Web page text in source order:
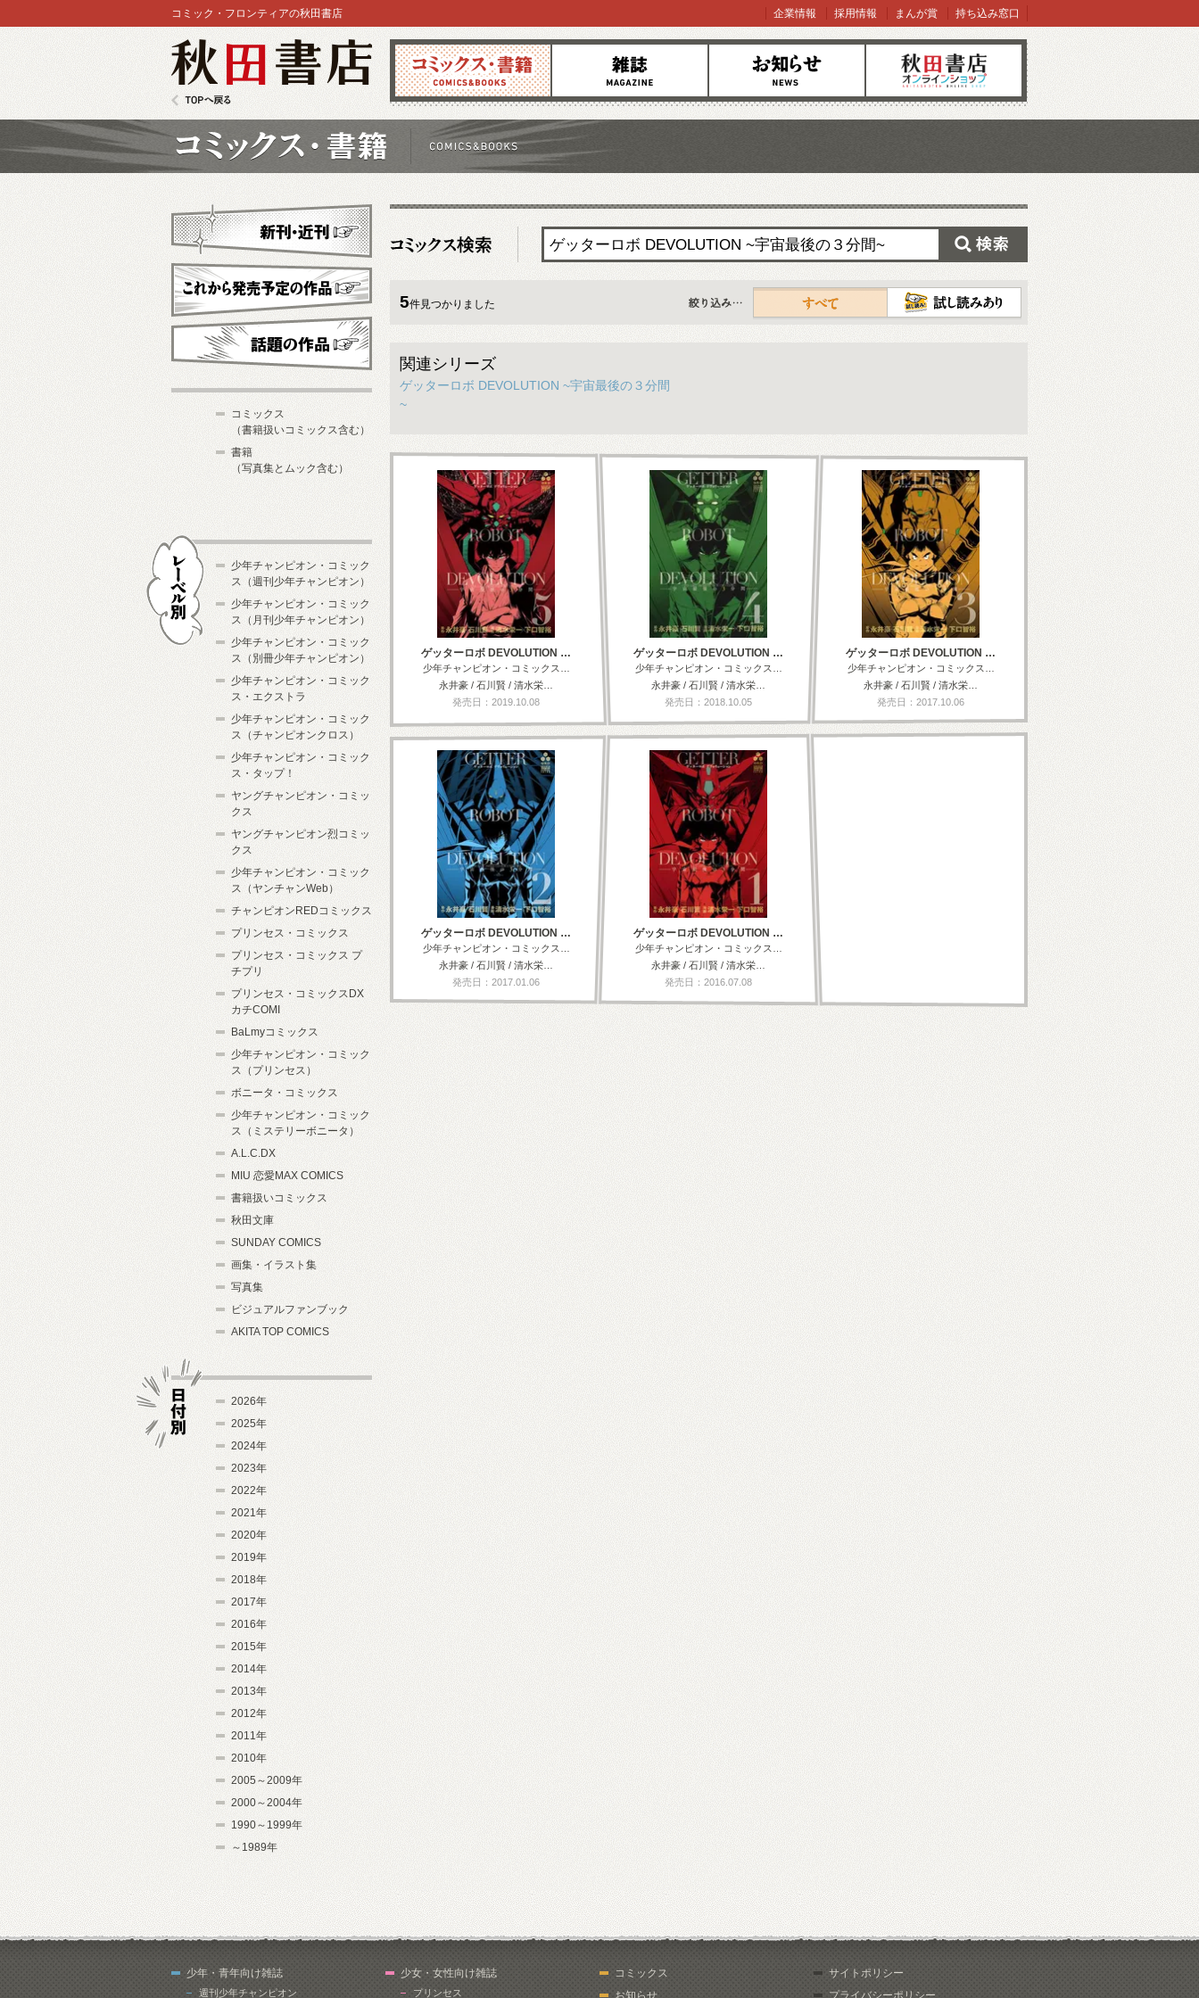
コミックス 雑誌 お知らせ オンラインショップ
コミック・フロンティアの秋田書店 企業情報 採用情報 まんが賞 持ち込み窓口
5件見つかりました
すべて
関連シリーズ
ゲッターロボ DEVOLUTION ~宇宙最後の３分間
~
ゲッターロボ DEVOLUTION …
少年チャンピオン・コミックス…
永井豪 / 石川賢 / 清水栄…
発売日：2019.10.08
ゲッターロボ DEVOLUTION …
少年チャンピオン・コミックス…
永井豪 / 石川賢 / 清水栄…
発売日：2018.10.05
ゲッターロボ DEVOLUTION …
少年チャンピオン・コミックス…
永井豪 / 石川賢 / 清水栄…
発売日：2017.10.06
ゲッターロボ DEVOLUTION …
少年チャンピオン・コミックス…
永井豪 / 石川賢 / 清水栄…
発売日：2017.01.06
ゲッターロボ DEVOLUTION …
少年チャンピオン・コミックス…
永井豪 / 石川賢 / 清水栄…
発売日：2016.07.08
新刊・近刊
これから発売予定
コミックス
（書籍扱いコミックス含む）
書籍
（写真集とムック含む）
少年チャンピオン・コミック
ス（週刊少年チャンピオン）
少年チャンピオン・コミック
ス（月刊少年チャンピオン）
少年チャンピオン・コミック
ス（別冊少年チャンピオン）
少年チャンピオン・コミック
ス・エクストラ
少年チャンピオン・コミック
ス（チャンピオンクロス）
少年チャンピオン・コミック
ス・タップ！
ヤングチャンピオン・コミッ
クス
ヤングチャンピオン烈コミッ
クス
少年チャンピオン・コミック
ス（ヤンチャンWeb）
チャンピオンREDコミックス
プリンセス・コミックス
プリンセス・コミックス プ
チプリ
プリンセス・コミックスDX
カチCOMI
BaLmyコミックス
少年チャンピオン・コミック
ス（プリンセス）
ボニータ・コミックス
少年チャンピオン・コミック
ス（ミステリーボニータ）
A.L.C.DX
MIU 恋愛MAX COMICS
書籍扱いコミックス
秋田文庫
SUNDAY COMICS
画集・イラスト集
写真集
ビジュアルファンブック
AKITA TOP COMICS
2026年
2025年
2024年
2023年
2022年
2021年
2020年
2019年
2018年
2017年
2016年
2015年
2014年
2013年
2012年
2011年
2010年
2005～2009年
2000～2004年
1990～1999年
～1989年
少年・青年向け雑誌
週刊少年チャンピオン
少女・女性向け雑誌
プリンセス
コミックス
お知らせ
サイトポリシー
プライバシーポリシー